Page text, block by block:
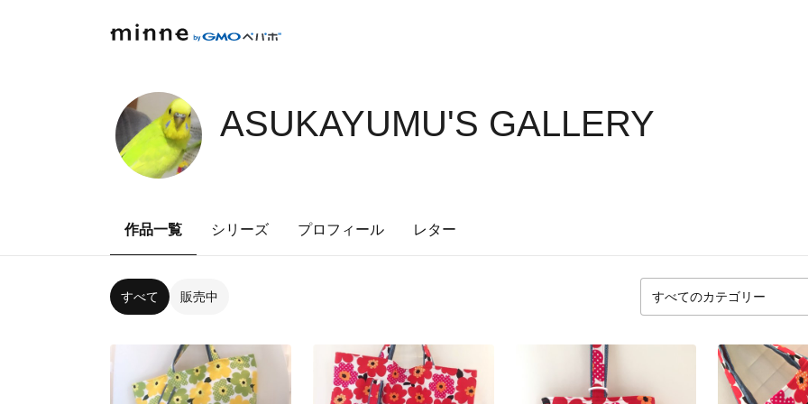
ASUKAYUMU'S GALLERY
作品一覧 シリーズ プロフィール レター
すべて 販売中